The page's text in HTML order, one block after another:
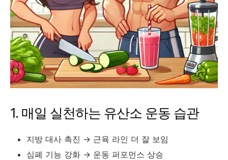
1. 매일 실천하는 유산소 운동 습관
지방 대사 촉진 → 근육 라인 더 잘 보임
심폐 기능 강화 → 운동 퍼포먼스 상승